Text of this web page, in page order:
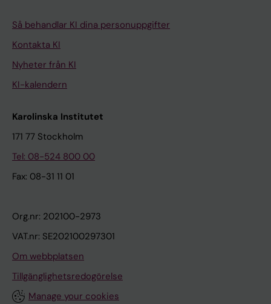
Så behandlar KI dina personuppgifter
Kontakta KI
Nyheter från KI
KI-kalendern
Karolinska Institutet
171 77 Stockholm
Tel: 08-524 800 00
Fax: 08-31 11 01
Org.nr: 202100-2973
VAT.nr: SE202100297301
Om webbplatsen
Tillgänglighetsredogörelse
Manage your cookies